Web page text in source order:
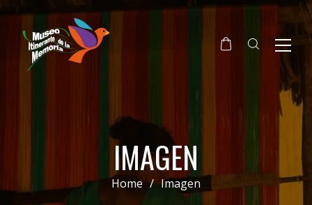
IMAGEN
Home / Imagen